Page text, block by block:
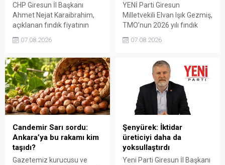
CHP Giresun İl Başkanı
Ahmet Nejat Karaibrahim,
açıklanan fındık fiyatının
karşısında yetersiz kaldığını
emeğinin korunmasını
istedi. Karaibrahim,
sürdürülebilir üretim için
fiyat politikasının yeniden
değerlendirilmesi gerektiğini
söyledi.
07.08.2026
YENİ Parti Giresun
Milletvekili Elvan Işık Gezmiş,
TMO’nun 2026 yılı fındık
Açıklanan rakamın üreticinin
karşılamadığını belirten
Gezmiş, “Üreticiyi yok
sayanı, günü geldiğinde
üretici de yok sayacaktır”
dedi.
07.08.2026
Candemir Sarı sordu:
Ankara’ya bu rakamı kim
taşıdı?
Gazetemiz kurucusu ve
Şenyürek: İktidar
üreticiyi daha da
yoksullaştırdı
Yeni Parti Giresun İl Başkanı